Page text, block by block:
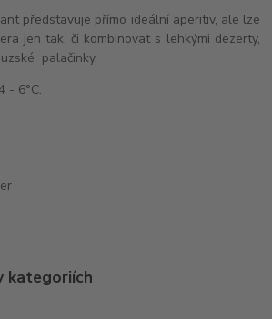
představuje přímo ideální aperitiv, ale lze
jen tak, či kombinovat s lehkými dezerty,
palačinky.
- 6°C.
kategoriích